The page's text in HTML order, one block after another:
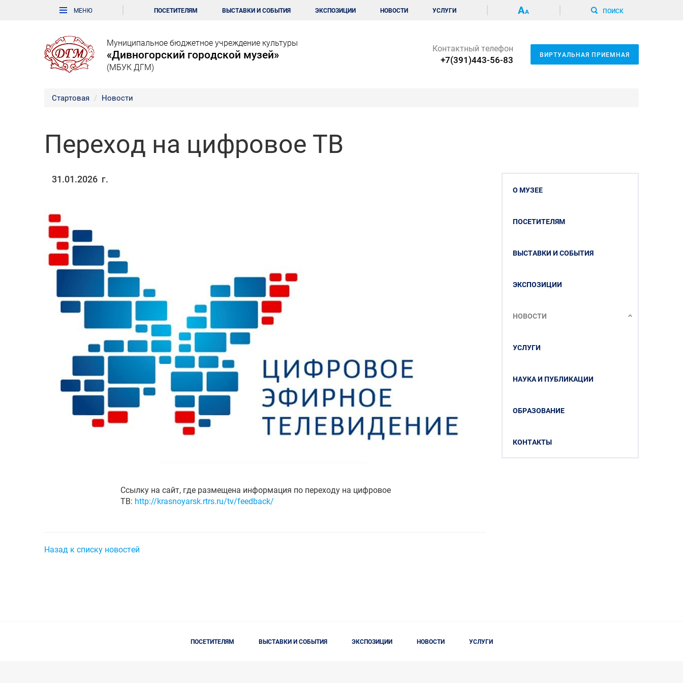
ПОСЕТИТЕЛЯМ ВЫСТАВКИ И СОБЫТИЯ ЭКСПОЗИЦИИ НОВОСТИ УСЛУГИ ПОИСК
Муниципальное бюджетное учреждение культуры
«Дивногорский городской музей»
(МБУК ДГМ)
Контактный телефон
+7(391)443-56-83 ВИРТУАЛЬНАЯ ПРИЕМНАЯ
Стартовая Новости
Переход на цифровое ТВ
31.01.2026 г.
Ссылку на сайт, где размещена информация по переходу на цифровое
ТВ: http://krasnoyarsk.rtrs.ru/tv/feedback/
Назад к списку новостей
О МУЗЕЕ
ПОСЕТИТЕЛЯМ
ВЫСТАВКИ И СОБЫТИЯ
ЭКСПОЗИЦИИ
НОВОСТИ
УСЛУГИ
НАУКА И ПУБЛИКАЦИИ
ОБРАЗОВАНИЕ
КОНТАКТЫ
ПОСЕТИТЕЛЯМ ВЫСТАВКИ И СОБЫТИЯ ЭКСПОЗИЦИИ НОВОСТИ УСЛУГИ